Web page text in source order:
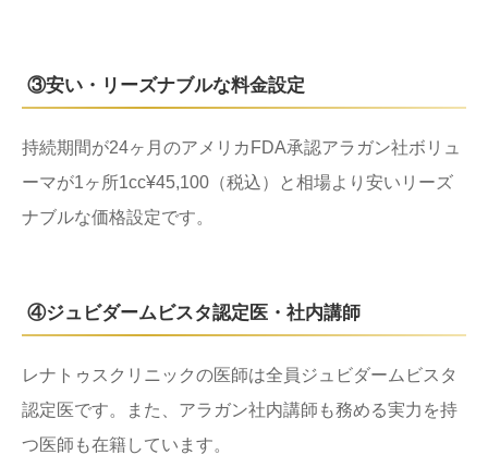
③安い・リーズナブルな料金設定
持続期間が24ヶ月のアメリカFDA承認アラガン社ボリュ
ーマが1ヶ所1cc¥45,100（税込）と相場より安いリーズ
ナブルな価格設定です。
④ジュビダームビスタ認定医・社内講師
レナトゥスクリニックの医師は全員ジュビダームビスタ
認定医です。また、アラガン社内講師も務める実力を持
つ医師も在籍しています。